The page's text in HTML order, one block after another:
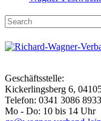
Geschäftsstelle:
Kickerlingsberg 6,
Telefon: 0341 3086 8933
Mo - Do: 10 bis 14 Uhr